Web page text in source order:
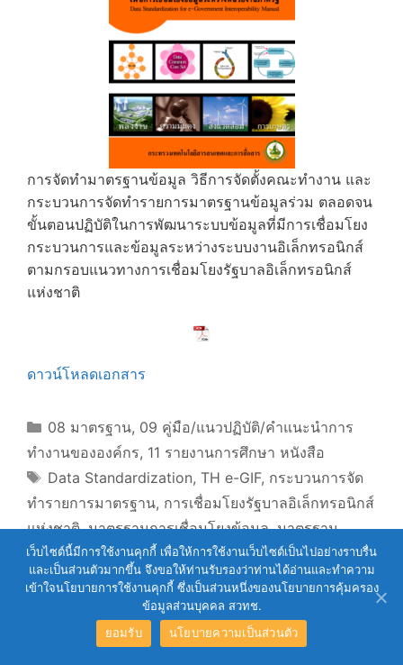
การจัดทำมาตรฐานข้อมูล วิธีการจัดตั้งคณะทำงาน และ
กระบวนการจัดทำรายการมาตรฐานข้อมูลร่วม ตลอดจน
ขั้นตอนปฏิบัติในการพัฒนาระบบข้อมูลที่มีการเชื่อมโยง
กระบวนการและข้อมูลระหว่างระบบงานอิเล็กทรอนิกส์
ตามกรอบแนวทางการเชื่อมโยงรัฐบาลอิเล็กทรอนิกส์
แห่งชาติ
ดาวน์โหลดเอกสาร
Categories
08 มาตรฐาน, 09 คู่มือ/แนวปฏิบัติ/คำแนะนำการ
ทำงานขององค์กร, 11 รายงานการศึกษา หนังสือ
Tags
Data Standardization, TH e-GIF, กระบวนการจัด
ทำรายการมาตรฐาน, การเชื่อมโยงรัฐบาลอิเล็กทรอนิกส์
แห่งชาติ,มาตรฐานการเชื่อมโยงข้อมูล,มาตรฐาน
ข้อมูล,ระบบงานอิเล็กทรอนิกส์
เว็บไซต์นี้มีการใช้งานคุกกี้ เพื่อให้การใช้งานเว็บไซต์เป็นไปอย่างราบรื่น
และเป็นส่วนตัวมากขึ้น จึงขอให้ท่านรับรองว่าท่านได้อ่านและทำความ
เข้าใจนโยบายการใช้งานคุกกี้ ซึ่งเป็นส่วนหนึ่งของนโยบายการคุ้มครอง
ข้อมูลส่วนบุคคล สวทช.
ยอมรับ
นโยบายความเป็นส่วนตัว